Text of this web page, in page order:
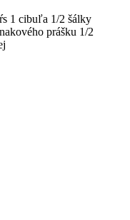
1 cibuľa 1/2 šálky
prášku 1/2